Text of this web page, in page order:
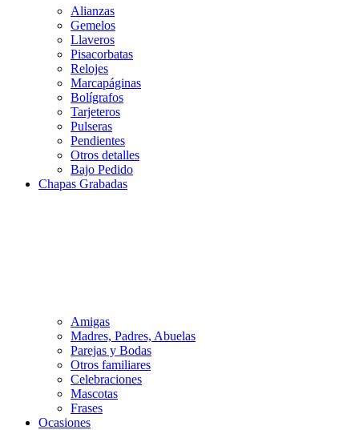
Alianzas
Gemelos
Llaveros
Pisacorbatas
Relojes
Marcapáginas
Bolígrafos
Tarjeteros
Pulseras
Pendientes
Otros detalles
Bajo Pedido
Chapas Grabadas
Amigas
Madres, Padres, Abuelas
Parejas y Bodas
Otros familiares
Celebraciones
Mascotas
Frases
Ocasiones